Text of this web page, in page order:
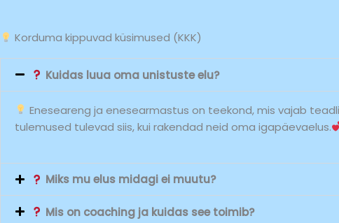
Korduma kippuvad küsimused (KKK)
Kuidas luua oma unistuste elu?
Eneseareng ja enesearmastus on teekond, mis vajab
tulemused tulevad siis, kui rakendad neid oma igapäevaelus.
Miks mu elus midagi ei muutu?
Mis on coaching ja kuidas see toimib?